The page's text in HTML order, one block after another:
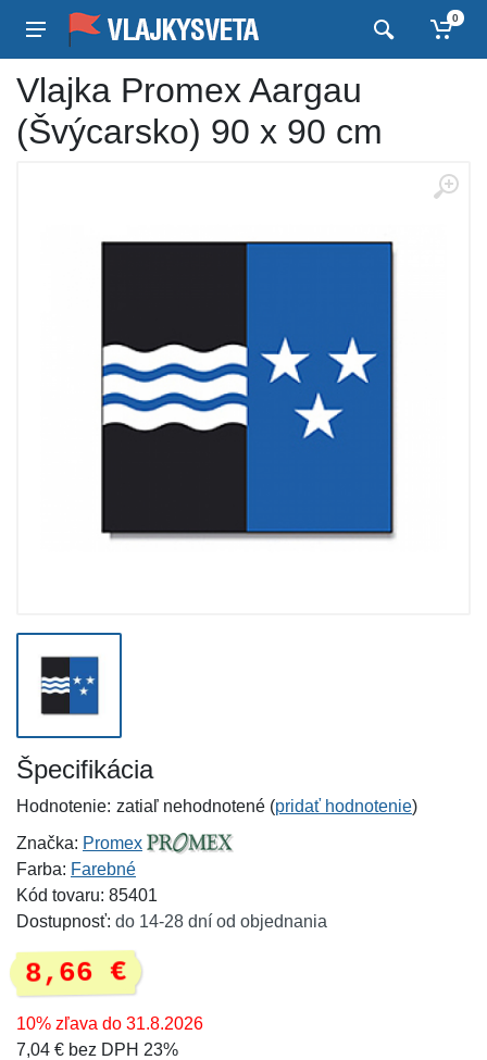
0
Vlajka Promex Aargau
(Švýcarsko) 90 x 90 cm
Špecifikácia
Hodnotenie: zatiaľ nehodnotené (pridať hodnotenie)
Značka: Promex
Farba: Farebné
Kód tovaru: 85401
Dostupnosť: do 14-28 dní od objednania
8,66 €
10% zľava do 31.8.2026
7,04 € bez DPH 23%